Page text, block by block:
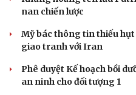
QUÂN SỰ - QUỐC
Lâm Đồng lập đơn vị
tập hài cốt liệt sĩ